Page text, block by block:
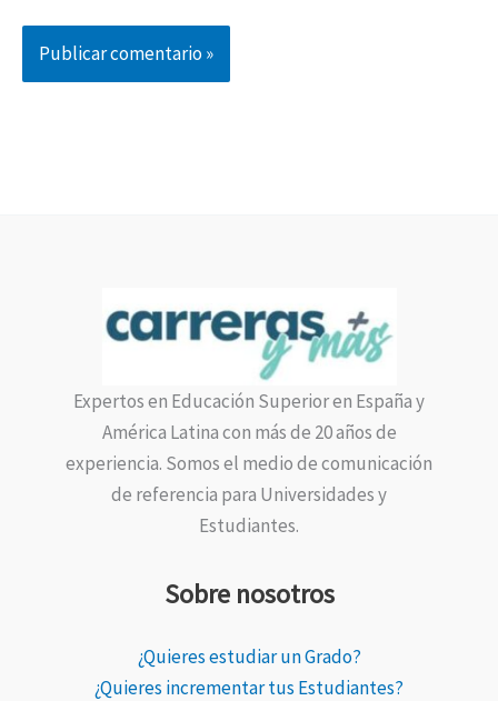
Expertos en Educación Superior en España y
América Latina con más de 20 años de
experiencia. Somos el medio de comunicación
de referencia para Universidades y
Estudiantes.
Sobre nosotros
¿Quieres estudiar un Grado?
¿Quieres incrementar tus Estudiantes?